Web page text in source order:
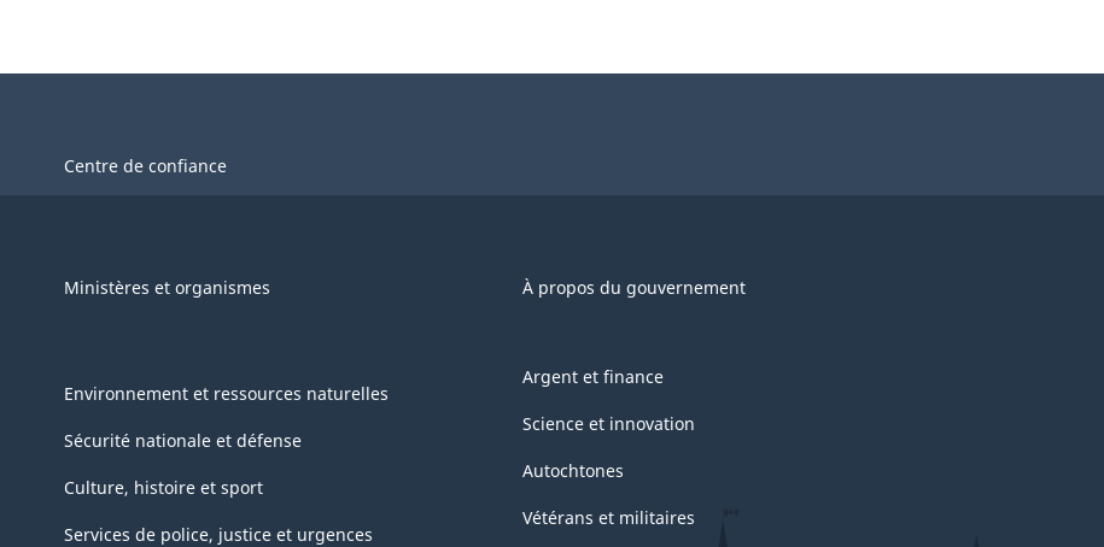
Centre de confiance
Ministères et organismes À propos du gouvernement
Environnement et ressources naturelles
Sécurité nationale et défense
Culture, histoire et sport
Services de police, justice et urgences
Argent et finance
Science et innovation
Autochtones
Vétérans et militaires